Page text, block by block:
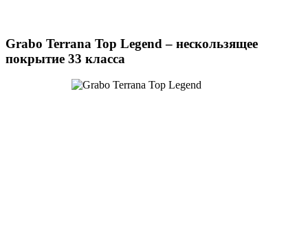
Grabo Terrana Top Legend – нескользящее
покрытие 33 класса